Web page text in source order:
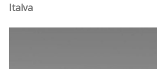
Italva